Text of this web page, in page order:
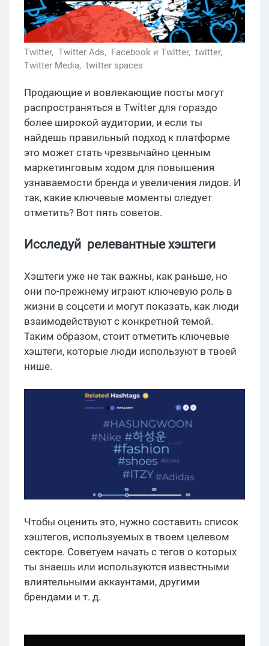
Twitter, Twitter Ads, Facebook и Twitter, twitter,
Twitter Media, twitter spaces
Продающие и вовлекающие посты могут
распространяться в Twitter для гораздо
более широкой аудитории, и если ты
найдешь правильный подход к платформе
это может стать чрезвычайно ценным
маркетинговым ходом для повышения
узнаваемости бренда и увеличения лидов. И
так, какие ключевые моменты следует
отметить? Вот пять советов.
Исследуй релевантные хэштеги
Хэштеги уже не так важны, как раньше, но
они по-прежнему играют ключевую роль в
жизни в соцсети и могут показать, как люди
взаимодействуют с конкретной темой.
Таким образом, стоит отметить ключевые
хэштеги, которые люди используют в твоей
нише.
Чтобы оценить это, нужно составить список
хэштегов, используемых в твоем целевом
секторе. Советуем начать с тегов о которых
ты знаешь или используются известными
влиятельными аккаунтами, другими
брендами и т. д.